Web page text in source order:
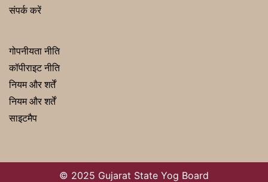
संपर्क करें
गोपनीयता नीति
कॉपीराइट नीति
नियम और शर्तें
नियम और शर्तें
साइटमैप
© 2025 Gujarat State Yog Board